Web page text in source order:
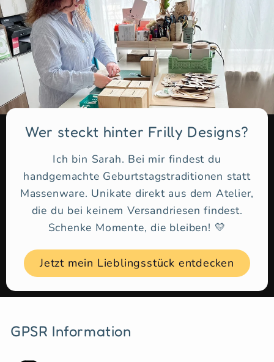
Wer steckt hinter Frilly Designs?
Ich bin Sarah. Bei mir findest du
handgemachte Geburtstagstraditionen statt
Massenware. Unikate direkt aus dem Atelier,
die du bei keinem Versandriesen findest.
Schenke Momente, die bleiben! 💛
Jetzt mein Lieblingsstück entdecken
GPSR Information